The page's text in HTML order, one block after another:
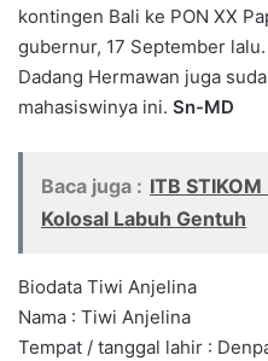
kontingen Bali ke PON XX
gubernur, 17 September
Dadang Hermawan juga
mahasiswinya ini. Sn-MD
Baca juga : ITB
Kolosal Labuh Gentuh
Biodata Tiwi Anjelina
Nama : Tiwi Anjelina
Tempat / tanggal lahir :